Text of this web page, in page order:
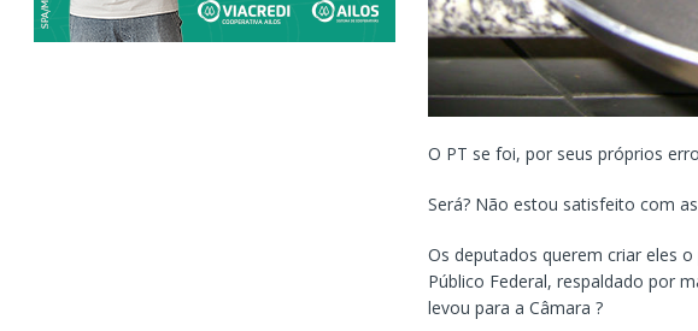
O PT se foi, por seus próprios
Será? Não estou satisfeito com
Os deputados querem criar eles
Público Federal, respaldado por
levou para a Câmara ?